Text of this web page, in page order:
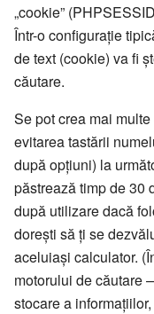
„cookie”
Într-o configurație
de text (cookie) va fi
căutare.
Se pot crea mai multe
evitarea tastării
după opțiuni) la
păstrează timp de 30
după utilizare dacă
dorești să ți se
aceluiași calculator.
motorului de căutare
stocare a